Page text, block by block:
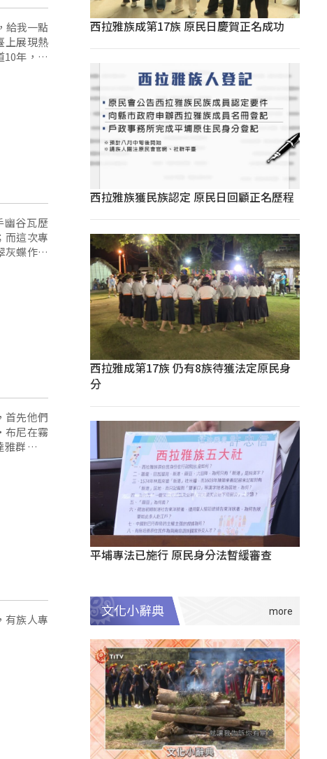
給我一點
10年，為
會《幽
幽谷瓦歷
而這次專
灰蝶作為
然的變
首先他們
布尼在霧
群的族
中的英
有族人專
西拉雅族成第17族 原民日慶賀正名成功
西拉雅族獲民族認定 原民日回顧正名歷程
西拉雅成第17族 仍有8族待獲法定原民身
分
平埔專法已施行 原民身分法暫緩審查
文化小辭典